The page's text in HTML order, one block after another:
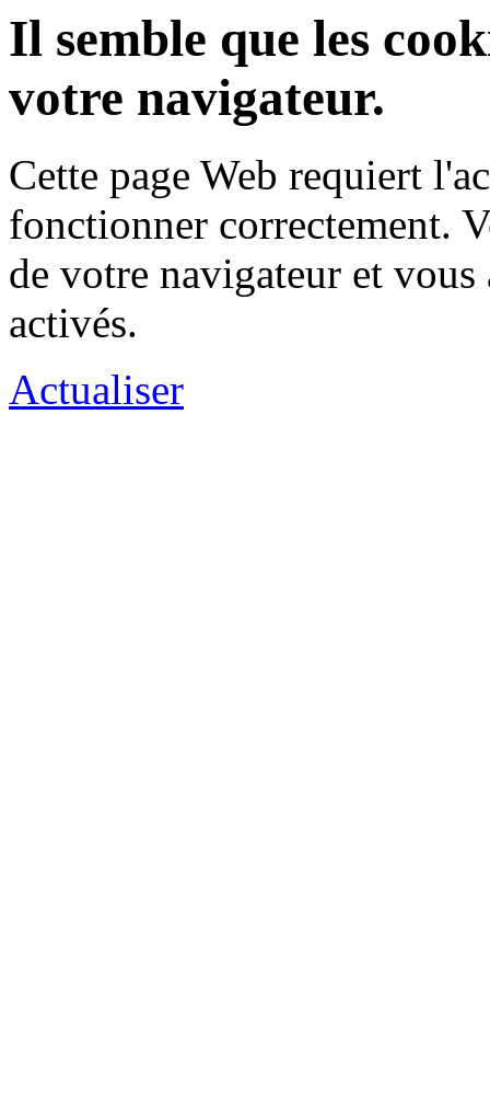
Il semble que les
votre navigateur.
Cette page Web requiert
fonctionner correctement.
de votre navigateur et vous
activés.
Actualiser